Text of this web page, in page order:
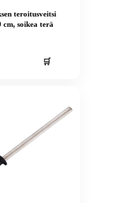
teroitusveitsi
cm, soikea terä
🛒